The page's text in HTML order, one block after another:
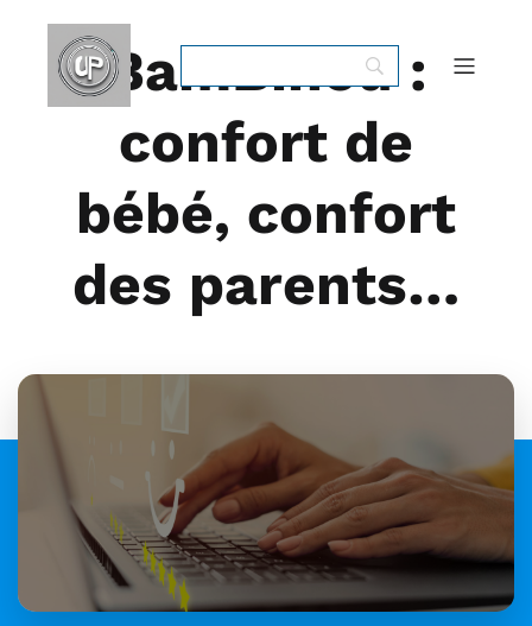
BamBinou :
confort de
bébé, confort
des parents…